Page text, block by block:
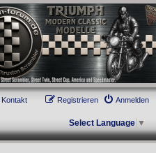
Classic Modelle. Das Forum für
Triumph Bonneville, Thruxton,
Street Twin, Street Cup, America
Kontakt Anmelden
Registrieren
Select Language ▼